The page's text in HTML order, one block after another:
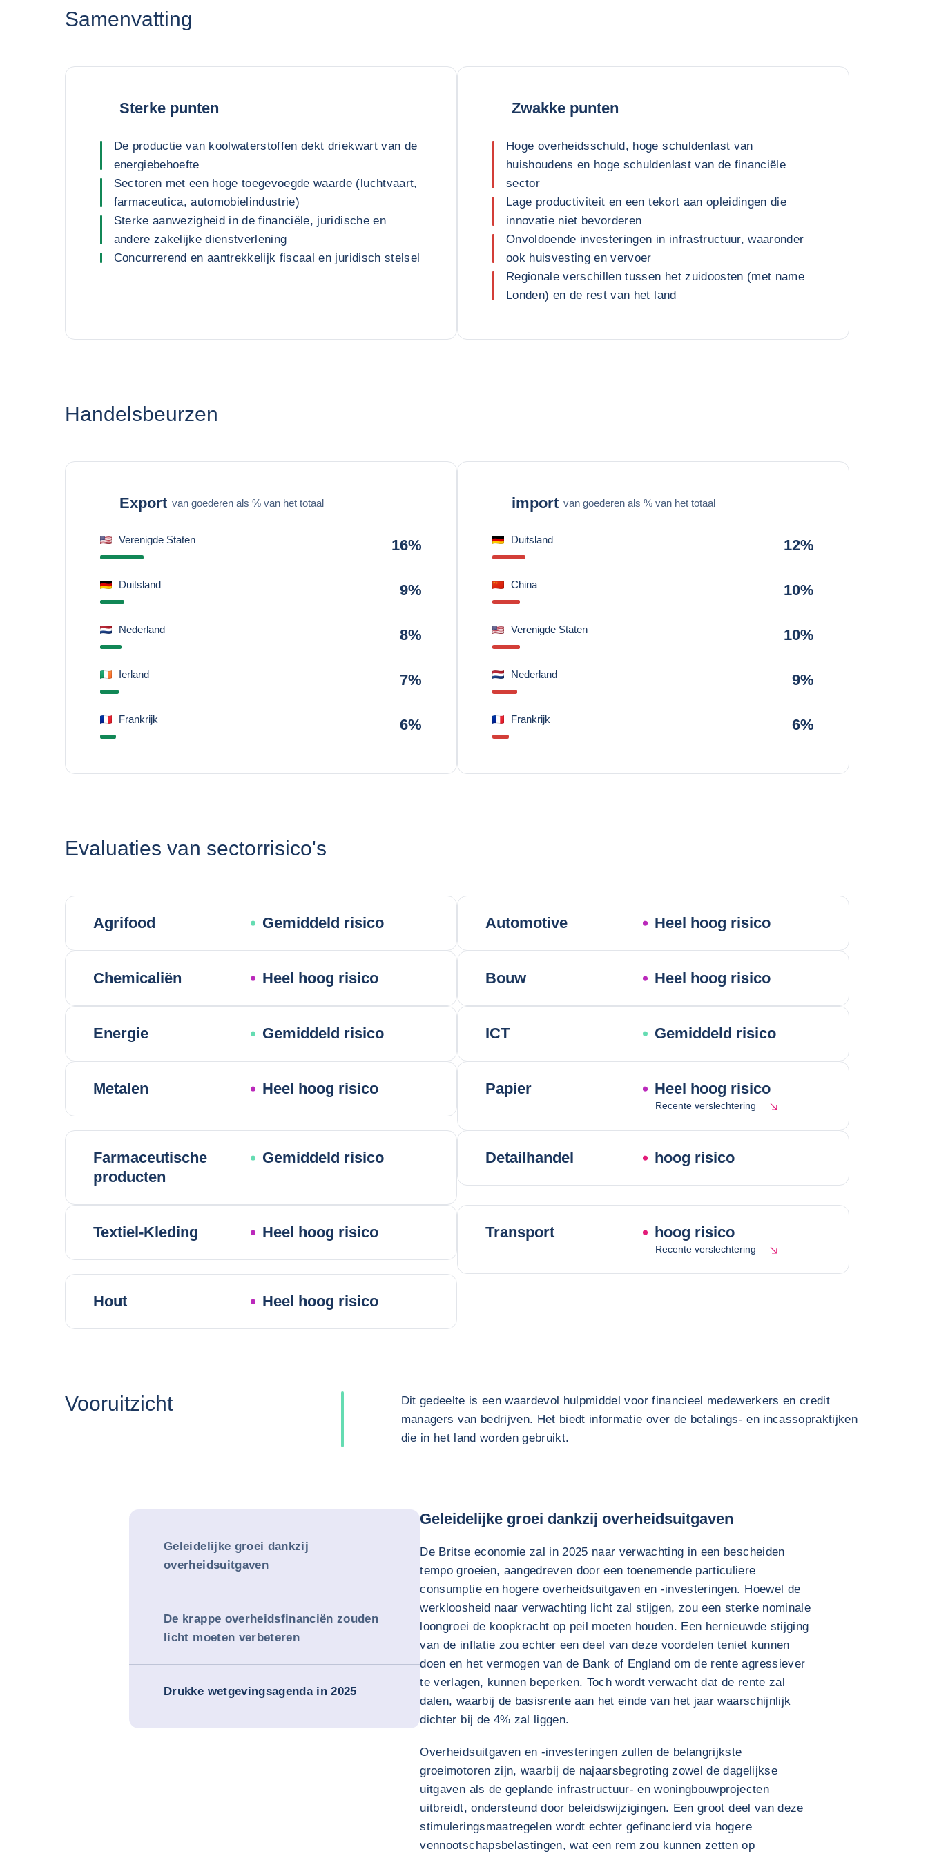
Samenvatting
Sterke punten
De productie van koolwaterstoffen dekt driekwart van de
energiebehoefte
Sectoren met een hoge toegevoegde waarde (luchtvaart,
farmaceutica, automobielindustrie)
Sterke aanwezigheid in de financiële, juridische en
andere zakelijke dienstverlening
Concurrerend en aantrekkelijk fiscaal en juridisch stelsel
Zwakke punten
Hoge overheidsschuld, hoge schuldenlast van
huishoudens en hoge schuldenlast van de financiële
sector
Lage productiviteit en een tekort aan opleidingen die
innovatie niet bevorderen
Onvoldoende investeringen in infrastructuur, waaronder
ook huisvesting en vervoer
Regionale verschillen tussen het zuidoosten (met name
Londen) en de rest van het land
Handelsbeurzen
Export van goederen als % van het totaal
Verenigde Staten 16%
Duitsland 9%
Nederland 8%
Ierland 7%
Frankrijk 6%
import van goederen als % van het totaal
Duitsland 12%
China 10%
Verenigde Staten 10%
Nederland 9%
Frankrijk 6%
Evaluaties van sectorrisico's
Agrifood Gemiddeld risico Automotive Heel hoog risico
Chemicaliën Heel hoog risico Bouw Heel hoog risico
Energie Gemiddeld risico ICT Gemiddeld risico
Metalen Heel hoog risico Papier Heel hoog risico
Recente verslechtering
Farmaceutische
producten
Gemiddeld risico Detailhandel hoog risico
Textiel-Kleding Heel hoog risico Transport hoog risico
Recente verslechtering
Hout Heel hoog risico
Vooruitzicht
Dit gedeelte is een waardevol hulpmiddel voor financieel medewerkers en credit
managers van bedrijven. Het biedt informatie over de betalings- en incassopraktijken
die in het land worden gebruikt.
Geleidelijke groei dankzij
overheidsuitgaven
De krappe overheidsfinanciën zouden
licht moeten verbeteren
Drukke wetgevingsagenda in 2025
Geleidelijke groei dankzij overheidsuitgaven
De Britse economie zal in 2025 naar verwachting in een bescheiden
tempo groeien, aangedreven door een toenemende particuliere
consumptie en hogere overheidsuitgaven en -investeringen. Hoewel de
werkloosheid naar verwachting licht zal stijgen, zou een sterke nominale
loongroei de koopkracht op peil moeten houden. Een hernieuwde stijging
van de inflatie zou echter een deel van deze voordelen teniet kunnen
doen en het vermogen van de Bank of England om de rente agressiever
te verlagen, kunnen beperken. Toch wordt verwacht dat de rente zal
dalen, waarbij de basisrente aan het einde van het jaar waarschijnlijk
dichter bij de 4% zal liggen.
Overheidsuitgaven en -investeringen zullen de belangrijkste
groeimotoren zijn, waarbij de najaarsbegroting zowel de dagelijkse
uitgaven als de geplande infrastructuur- en woningbouwprojecten
uitbreidt, ondersteund door beleidswijzigingen. Een groot deel van deze
stimuleringsmaatregelen wordt echter gefinancierd via hogere
vennootschapsbelastingen, wat een rem zou kunnen zetten op